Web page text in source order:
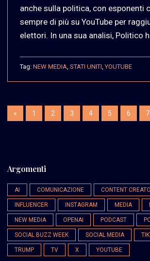
anche sulla politica, con esponenti
sempre di più su YouTube per
elettori. In una sua analisi, Politico
Tag: NEW MEDIA STATI UNITI ,YOUTUBE
« 1 2 3 4 5 6 7
Argomenti
AI COMUNICAZIONE CONTENT
INFLUENCER INSTAGRAM MEDIA
NEW MEDIA OPENAI PODCAST
SOCIAL BUZZ WEEK SOCIAL MEDIA
TRUMP TV X YOUTUBE